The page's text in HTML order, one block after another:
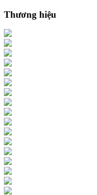
Thương hiệu